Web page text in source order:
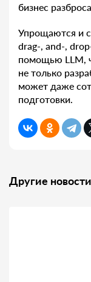
бизнес
Упрощаются и
drag-, and-,
помощью LLM,
не только
может даже
подготовки.
Другие новости